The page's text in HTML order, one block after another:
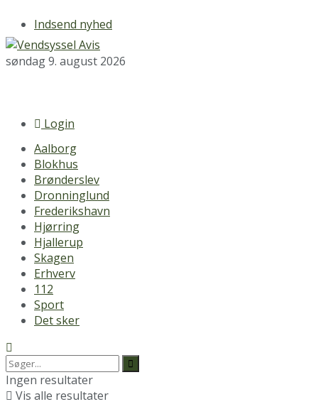
Indsend nyhed
søndag 9. august 2026
Login
Aalborg
Blokhus
Brønderslev
Dronninglund
Frederikshavn
Hjørring
Hjallerup
Skagen
Erhverv
112
Sport
Det sker
Ingen resultater
Vis alle resultater